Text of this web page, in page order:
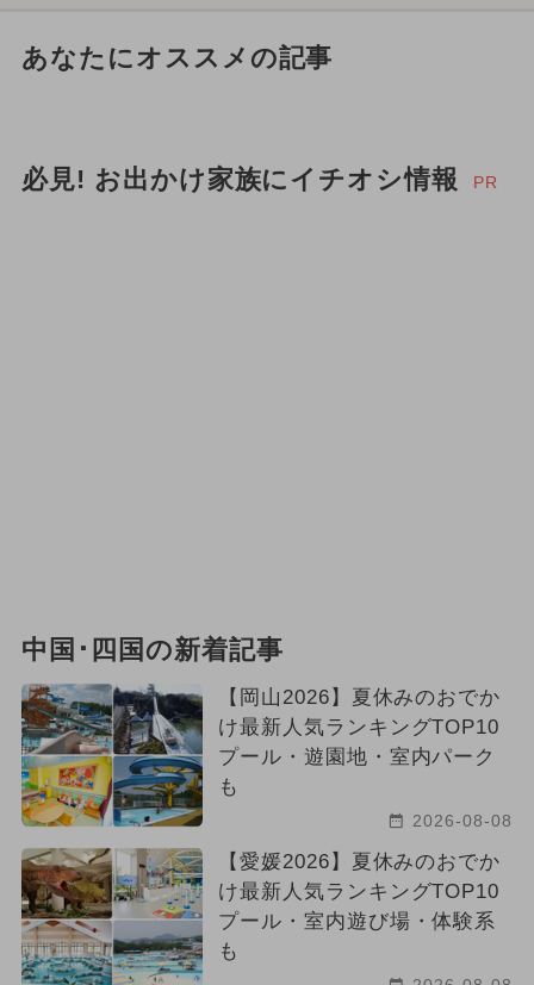
あなたにオススメの記事
必見! お出かけ家族にイチオシ情報 PR
中国･四国の新着記事
【岡山2026】夏休みのおでか
け最新人気ランキングTOP10
プール・遊園地・室内パーク
も
2026-08-08
【愛媛2026】夏休みのおでか
け最新人気ランキングTOP10
プール・室内遊び場・体験系
も